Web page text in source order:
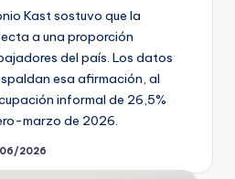
Kast sostuvo que la
a una proporción
del país. Los datos
esa afirmación, al
informal de 26,5%
marzo de 2026.
2026